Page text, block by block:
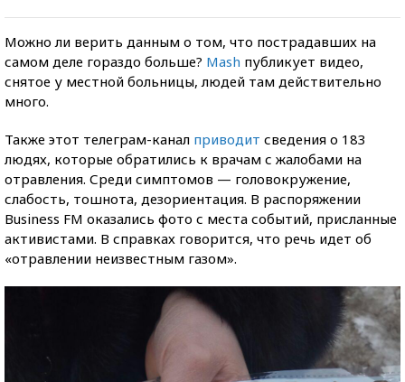
Можно ли верить данным о том, что пострадавших на
самом деле гораздо больше? Mash публикует видео,
снятое у местной больницы, людей там действительно
много.
Также этот телеграм-канал приводит сведения о 183
людях, которые обратились к врачам с жалобами на
отравления. Среди симптомов — головокружение,
слабость, тошнота, дезориентация. В распоряжении
Business FM оказались фото с места событий, присланные
активистами. В справках говорится, что речь идет об
«отравлении неизвестным газом».